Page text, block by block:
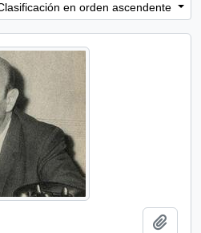
en orden ascendente